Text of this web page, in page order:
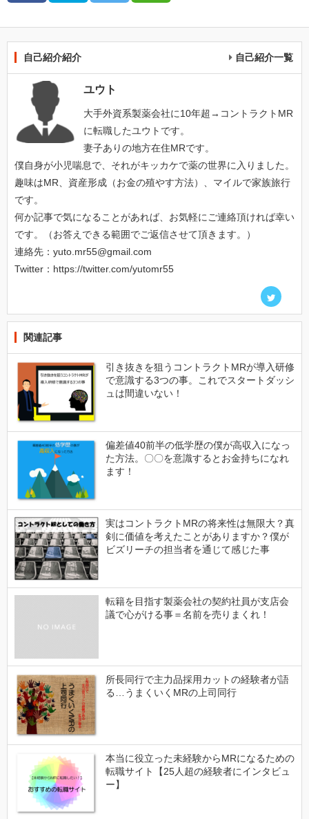
自己紹介紹介 自己紹介一覧
ユウト
大手外資系製薬会社に10年超→コントラクトMR
に転職したユウトです。
妻子ありの地方在住MRです。
僕自身が小児喘息で、それがキッカケで薬の世界に入りました。
趣味はMR、資産形成（お金の殖やす方法）、マイルで家族旅行
です。
何か記事で気になることがあれば、お気軽にご連絡頂ければ幸い
です。（お答えできる範囲でご返信させて頂きます。）
連絡先：yuto.mr55@gmail.com
Twitter：https://twitter.com/yutomr55
関連記事
引き抜きを狙うコントラクトMRが導入研修
で意識する3つの事。これでスタートダッシ
ュは間違いない！
偏差値40前半の低学歴の僕が高収入になっ
た方法。〇〇を意識するとお金持ちになれ
ます！
実はコントラクトMRの将来性は無限大？真
剣に価値を考えたことがありますか？僕が
ビズリーチの担当者を通じて感じた事
転籍を目指す製薬会社の契約社員が支店会
議で心がける事＝名前を売りまくれ！
所長同行で主力品採用カットの経験者が語
る…うまくいくMRの上司同行
本当に役立った未経験からMRになるための
転職サイト【25人超の経験者にインタビュ
ー】